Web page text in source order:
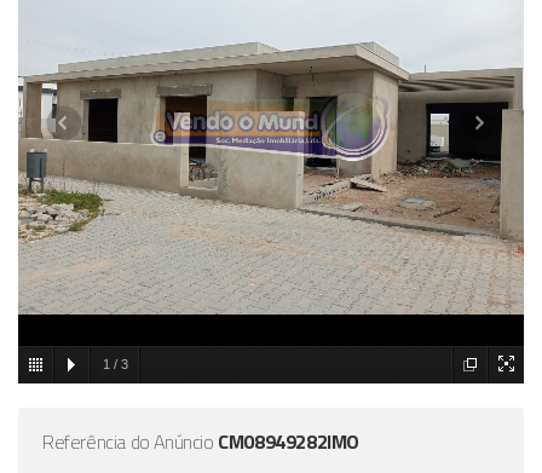
1 / 3
Referência do Anúncio CM08949282IMO